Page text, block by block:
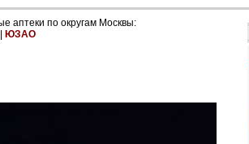
аптеки по округам Москвы:
ЮЗАО